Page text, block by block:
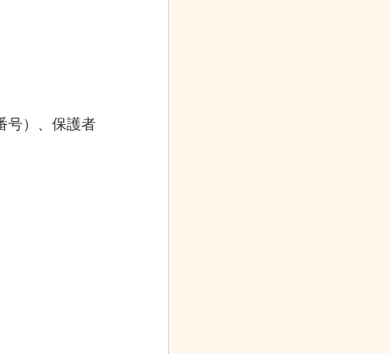
号）、保護者